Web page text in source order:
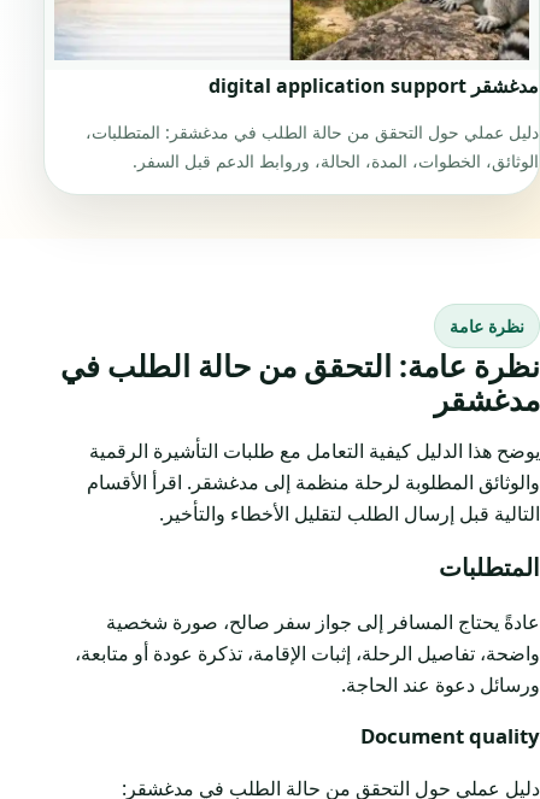
مدغشقر digital application support
دليل عملي حول التحقق من حالة الطلب في مدغشقر: المتطلبات،
الوثائق، الخطوات، المدة، الحالة، وروابط الدعم قبل السفر.
نظرة عامة
نظرة عامة: التحقق من حالة الطلب في
مدغشقر
يوضح هذا الدليل كيفية التعامل مع طلبات التأشيرة الرقمية
والوثائق المطلوبة لرحلة منظمة إلى مدغشقر. اقرأ الأقسام
التالية قبل إرسال الطلب لتقليل الأخطاء والتأخير.
المتطلبات
عادةً يحتاج المسافر إلى جواز سفر صالح، صورة شخصية
واضحة، تفاصيل الرحلة، إثبات الإقامة، تذكرة عودة أو متابعة،
ورسائل دعوة عند الحاجة.
Document quality
دليل عملي حول التحقق من حالة الطلب في مدغشقر: